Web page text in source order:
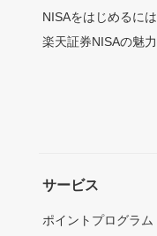
NISAをはじめるには
楽天証券NISAの魅力
サービス
ポイントプログラム